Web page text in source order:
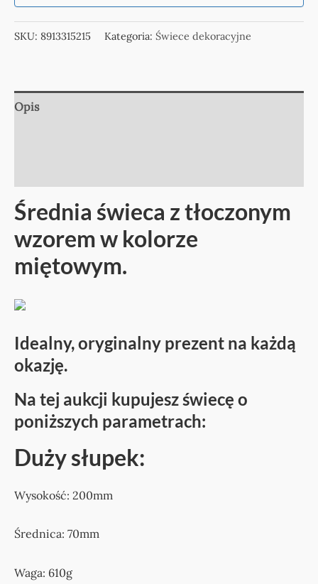
SKU: 8913315215 Kategoria: Świece dekoracyjne
Opis
Średnia świeca z tłoczonym
wzorem w kolorze
miętowym.
Idealny, oryginalny prezent na każdą
okazję.
Na tej aukcji kupujesz świecę o
poniższych parametrach:
Duży słupek:
Wysokość: 200mm
Średnica: 70mm
Waga: 610g